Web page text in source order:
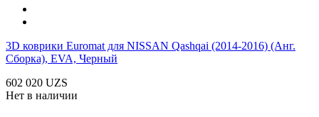
3D коврики Euromat для NISSAN Qashqai (2014-2016) (Анг.
Сборка), EVA, Черный
602 020 UZS
Нет в наличии